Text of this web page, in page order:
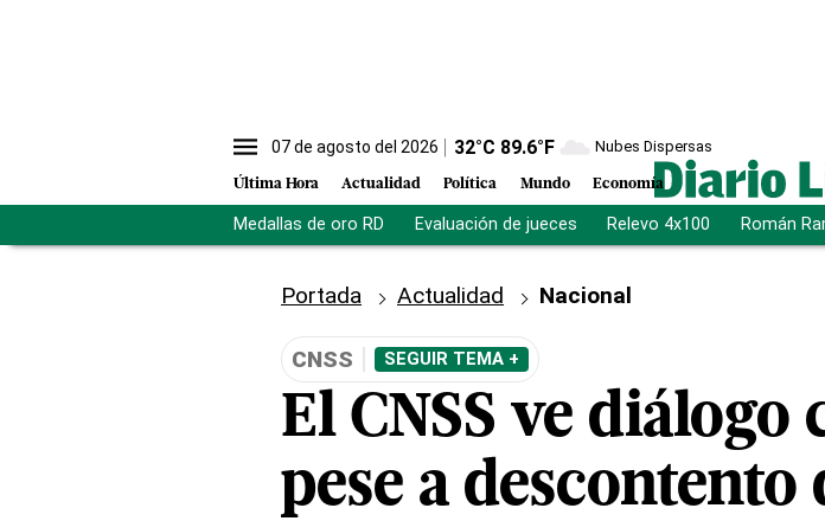
07 de agosto del 2026 32°C 89.6°F Nubes Dispersas
Última Hora Actualidad Política Mundo Economía
Medallas de oro RD Evaluación de jueces Relevo 4x100 Román
Portada Actualidad Nacional
CNSS SEGUIR TEMA +
El CNSS ve
pese a